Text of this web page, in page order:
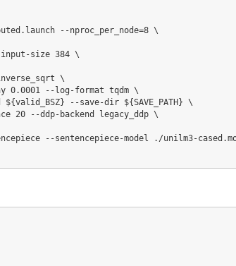
--nproc_per_node=8 \
size
384 \
\
0.0001 --log-format tqdm \
${valid_BSZ} --save-dir ${SAVE_PATH} \
20 --ddp-backend legacy_ddp \
--sentencepiece-model ./unilm3-